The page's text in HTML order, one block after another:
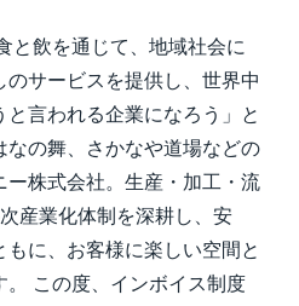
(English)
と飲を通じて、地域社会に
サービスを提供し、世界中
言われる企業になろう」と
なの舞、さかなや道場などの
ー株式会社。生産・加工・流
産業化体制を深耕し、安
に、お客様に楽しい空間と
。 この度、インボイス制度